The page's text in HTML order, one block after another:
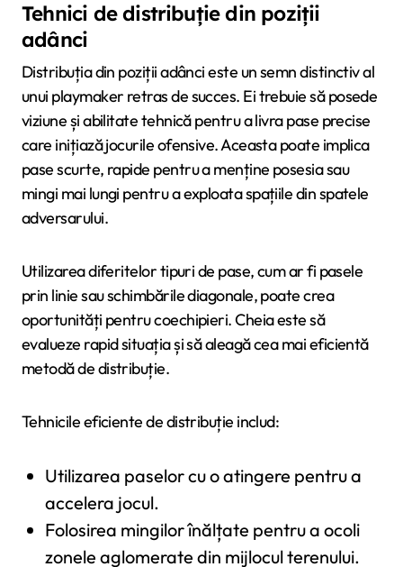
Tehnici de distribuție din poziții
adânci
Distribuția din poziții adânci este un semn distinctiv al
unui playmaker retras de succes. Ei trebuie să posede
viziune și abilitate tehnică pentru a livra pase precise
care inițiază jocurile ofensive. Aceasta poate implica
pase scurte, rapide pentru a menține posesia sau
mingi mai lungi pentru a exploata spațiile din spatele
adversarului.
Utilizarea diferitelor tipuri de pase, cum ar fi pasele
prin linie sau schimbările diagonale, poate crea
oportunități pentru coechipieri. Cheia este să
evalueze rapid situația și să aleagă cea mai eficientă
metodă de distribuție.
Tehnicile eficiente de distribuție includ:
Utilizarea paselor cu o atingere pentru a
accelera jocul.
Folosirea mingilor înălțate pentru a ocoli
zonele aglomerate din mijlocul terenului.